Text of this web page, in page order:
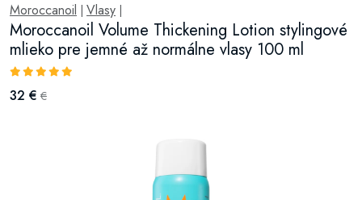
Moroccanoil Vlasy
Moroccanoil Volume Thickening Lotion stylingové
mlieko pre jemné až normálne vlasy 100 ml
32 € €